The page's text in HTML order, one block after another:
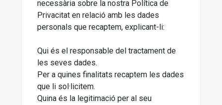
necessària sobre la nostra Política de
Privacitat en relació amb les dades
personals que recaptem, explicant-li:
Qui és el responsable del tractament de
les seves dades.
Per a quines finalitats recaptem les dades
que li sol·licitem.
Quina és la legitimació per al seu